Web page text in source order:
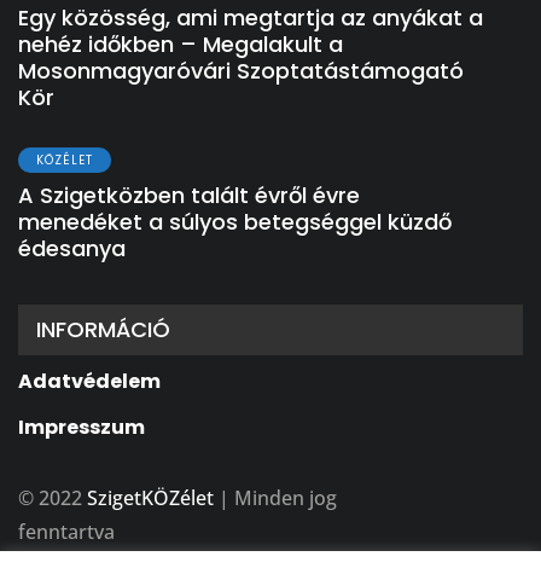
Egy közösség, ami megtartja az anyákat a
nehéz időkben – Megalakult a
Mosonmagyaróvári Szoptatástámogató
Kör
KÖZÉLET
A Szigetközben talált évről évre
menedéket a súlyos betegséggel küzdő
édesanya
INFORMÁCIÓ
Adatvédelem
Impresszum
© 2022SzigetKÖZélet | Minden jog
fenntartva